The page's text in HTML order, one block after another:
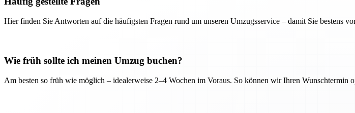
Hier finden Sie Antworten auf die häufigsten Fragen rund um unseren Umzugsservice – damit Sie bestens
Wie früh sollte ich meinen Umzug buchen?
Am besten so früh wie möglich – idealerweise 2–4 Wochen im Voraus. So können wir Ihren Wunschtermin